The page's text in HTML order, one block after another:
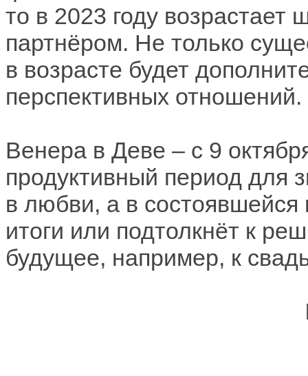
то в 2023 году возрастает
партнёром. Не только
в возрасте будет
перспективных отношений.
Венера в Деве – с 9
продуктивный период для
в любви, а в состоявшейся
итоги или подтолкнёт к
будущее, например, к